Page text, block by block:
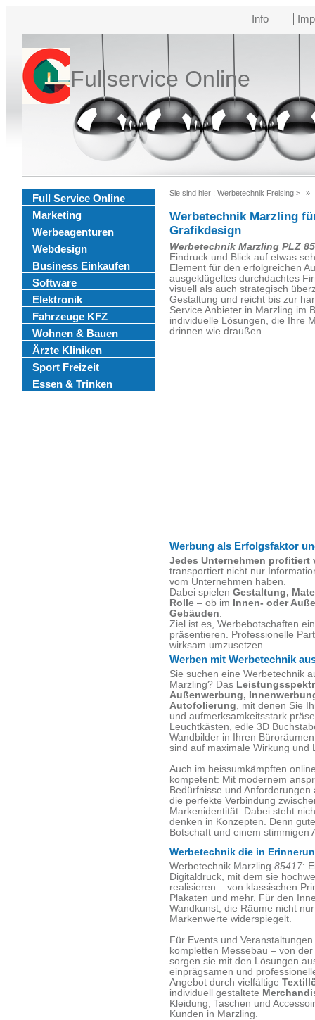
Info
Fullservice Online
Full Service Online
Marketing
Werbeagenturen
Webdesign
Business Einkaufen
Software
Elektronik
Fahrzeuge KFZ
Wohnen & Bauen
Ärzte Kliniken
Sport Freizeit
Essen & Trinken
Sie sind hier : Werbetechnik Freising >
Werbetechnik Marzling
Grafikdesign
Werbetechnik Marzling PLZ
Eindruck und Blick auf etwas
Element für den erfolgreichen
ausgeklügeltes durchdachtes
visuell als auch strategisch
Gestaltung und reicht bis zur
Service Anbieter in Marzling im
individuelle Lösungen, die Ihre
drinnen wie draußen.
Werbung als Erfolgsfaktor
Jedes Unternehmen profitiert
transportiert nicht nur
vom Unternehmen haben.
Dabei spielen Gestaltung,
Roll e – ob im
Innen- oder
Gebäuden.
Ziel ist es, Werbebotschaften
präsentieren. Professionelle
wirksam umzusetzen.
Werben mit Werbetechnik
Sie suchen eine Werbetechnik
Marzling? Das
Außenwerbung,
Autofolierung, mit denen Sie
und aufmerksamkeitsstark
Leuchtkästen, edle 3D
Wandbilder in Ihren
sind auf maximale Wirkung und
Auch im heissumkämpften
kompetent: Mit modernem
Bedürfnisse und
die perfekte Verbindung
Markenidentität. Dabei steht
denken in Konzepten. Denn
Botschaft und einem stimmigen
Werbetechnik die in
Werbetechnik Marzling 85417:
Digitaldruck, mit dem sie
realisieren – von klassischen
Plakaten und mehr. Für den
Wandkunst, die Räume nicht
Markenwerte widerspiegelt.
Für Events und
kompletten Messebau – von
sorgen sie mit den Lösungen
einprägsamen und
Angebot durch vielfältige
individuell gestaltete
Kleidung, Taschen und
Kunden in Marzling.